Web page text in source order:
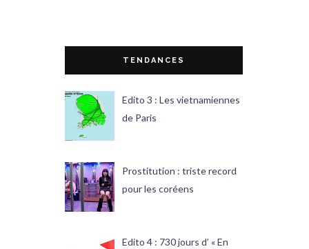
TENDANCES
Edito 3 : Les vietnamiennes
de Paris
Prostitution : triste record
pour les coréens
Edito 4 : 730 jours d’ « En